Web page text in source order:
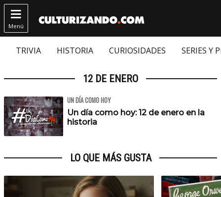

Menú
TRIVIA HISTORIA CURIOSIDADES SERIES Y
12 DE ENERO
UN DÍA COMO HOY
Un día como hoy: 12 de enero en la
historia
LO QUE MÁS GUSTA